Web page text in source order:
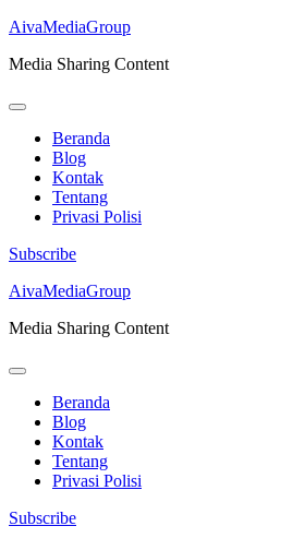
AivaMediaGroup
Media Sharing Content
Beranda
Blog
Kontak
Tentang
Privasi Polisi
Subscribe
Lompat
konten
Enter)
AivaMediaGroup
Media Sharing Content
Beranda
Blog
Kontak
Tentang
Privasi Polisi
Subscribe